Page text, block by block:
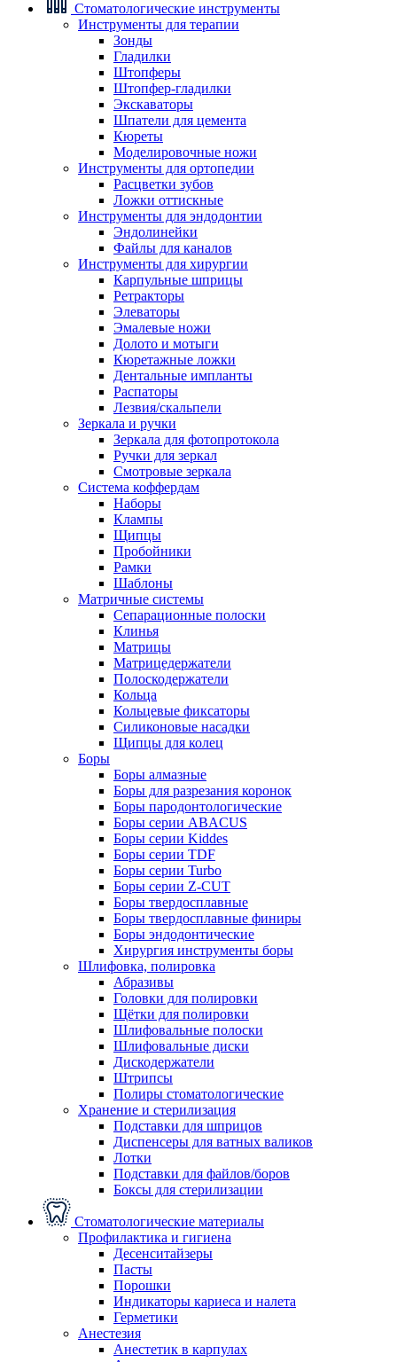
Стоматологические инструменты
Инструменты для терапии
Зонды
Гладилки
Штопферы
Штопфер-гладилки
Экскаваторы
Шпатели для цемента
Кюреты
Моделировочные ножи
Инструменты для ортопедии
Расцветки зубов
Ложки оттискные
Инструменты для эндодонтии
Эндолинейки
Файлы для каналов
Инструменты для хирургии
Карпульные шприцы
Ретракторы
Элеваторы
Эмалевые ножи
Долото и мотыги
Кюретажные ложки
Дентальные импланты
Распаторы
Лезвия/скальпели
Зеркала и ручки
Зеркала для фотопротокола
Ручки для зеркал
Смотровые зеркала
Система коффердам
Наборы
Клампы
Щипцы
Пробойники
Рамки
Шаблоны
Матричные системы
Сепарационные полоски
Клинья
Матрицы
Матрицедержатели
Полоскодержатели
Кольца
Кольцевые фиксаторы
Силиконовые насадки
Щипцы для колец
Боры
Боры алмазные
Боры для разрезания коронок
Боры пародонтологические
Боры серии ABACUS
Боры серии Kiddes
Боры серии TDF
Боры серии Turbo
Боры серии Z-CUT
Боры твердосплавные
Боры твердосплавные финиры
Боры эндодонтические
Хирургия инструменты боры
Шлифовка, полировка
Абразивы
Головки для полировки
Щётки для полировки
Шлифовальные полоски
Шлифовальные диски
Дискодержатели
Штрипсы
Полиры стоматологические
Хранение и стерилизация
Подставки для шприцов
Диспенсеры для ватных валиков
Лотки
Подставки для файлов/боров
Боксы для стерилизации
Стоматологические материалы
Профилактика и гигиена
Десенситайзеры
Пасты
Порошки
Индикаторы кариеса и налета
Герметики
Анестезия
Анестетик в карпулах